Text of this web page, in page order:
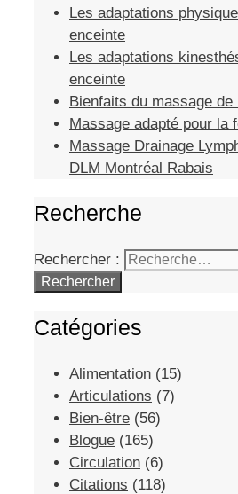
Les adaptations
enceinte
Les adaptations
enceinte
Bienfaits du massage
Massage adapté pour la
Massage Drainage
DLM Montréal Rabais
Recherche
Rechercher :
Catégories
Alimentation (15)
Articulations (7)
Bien-être (56)
Blogue (165)
Circulation (6)
Citations (118)